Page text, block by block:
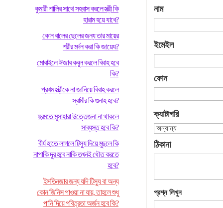
কুমারী শালির সাথে সহবাস করলে স্ত্রী কি
হারাম হয়ে যাবে?
কোন বালের ছেলের জন্য তার মায়ের
শরীর মর্দন করা কি জায়েয?
মোবাইলে ঈজাব কবূল করলে বিবাহ হবে
কি?
প্রথম স্ত্রীকে না জানিয়ে বিবাহ করলে
স্বামীর কি গুনাহ হবে?
হুরমতে মুসাহারা উত্তেজনা না থাকলে
সাব্যস্ত হবে কি?
বীর্য হাতে লাগলে টিস্যু দিয়ে মুছলে কি
নাপাকি দূর হবে নাকি তখনই ধৌত করতে
হবে?
ইসতিনজার জন্য যদি টিস্যু বা অন্য
কোন জিনিস পাওয়া না যায়, তাহলে শুধু
পানি দিয়ে পবিত্রতা অর্জন হবে কি?
নাম
ইমেইল
ফোন
ক্যাটাগরি
ঠিকানা
প্রশ্ন লিখুন